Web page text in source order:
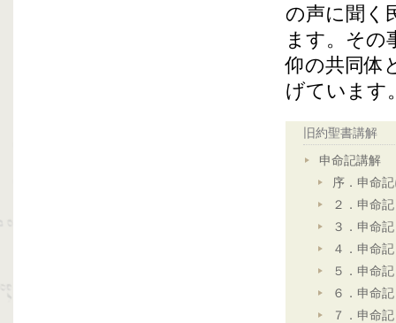
の声に聞く
ます。その
仰の共同体
げています
旧約聖書講解
申命記講解
序．申命
２．申命
３．申命
４．申命
５．申命
６．申命
７．申命